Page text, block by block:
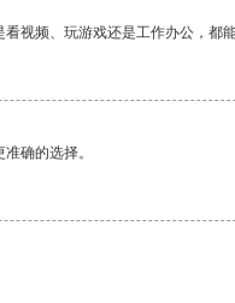
视频、玩游戏还是工作办公，都
确的选择。